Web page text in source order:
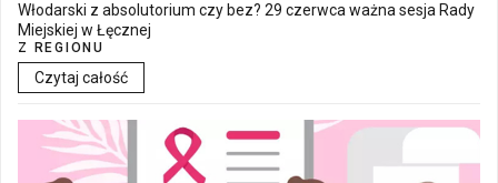
Włodarski z absolutorium czy bez? 29 czerwca ważna sesja Rady
Miejskiej w Łęcznej
Z REGIONU
Czytaj całość